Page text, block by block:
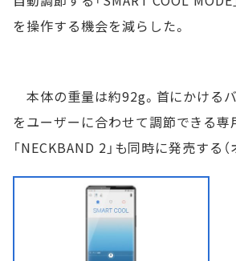
を操作する機会を減らした。
本体の重量は約92g。首にかける
をユーザーに合わせて調節できる専
「NECKBAND 2」も同時に発売する（